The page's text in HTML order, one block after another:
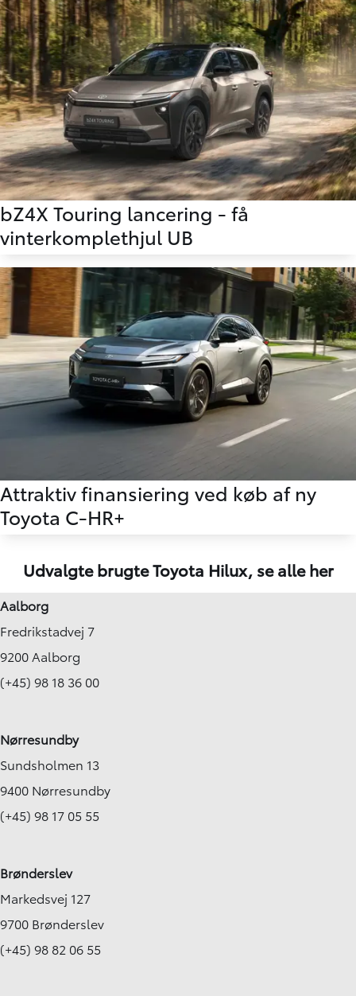
bZ4X Touring lancering - få
vinterkomplethjul UB
Attraktiv finansiering ved køb af ny
Toyota C-HR+
Udvalgte brugte Toyota Hilux,se alle her
Aalborg
Fredrikstadvej 7
9200 Aalborg
(+45) 98 18 36 00
Nørresundby
Sundsholmen 13
9400 Nørresundby
(+45) 98 17 05 55
Brønderslev
Markedsvej 127
9700 Brønderslev
(+45) 98 82 06 55